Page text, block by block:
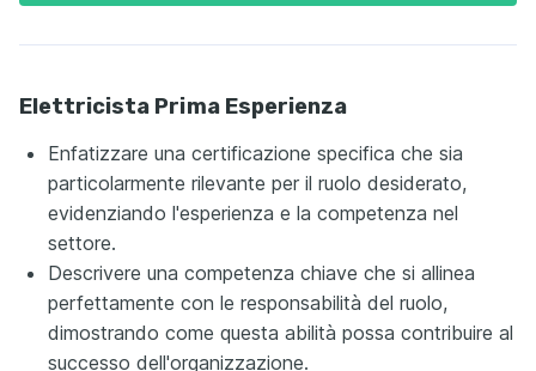
Elettricista Prima Esperienza
Enfatizzare una certificazione specifica che sia
particolarmente rilevante per il ruolo desiderato,
evidenziando l'esperienza e la competenza nel
settore.
Descrivere una competenza chiave che si allinea
perfettamente con le responsabilità del ruolo,
dimostrando come questa abilità possa contribuire al
successo dell'organizzazione.